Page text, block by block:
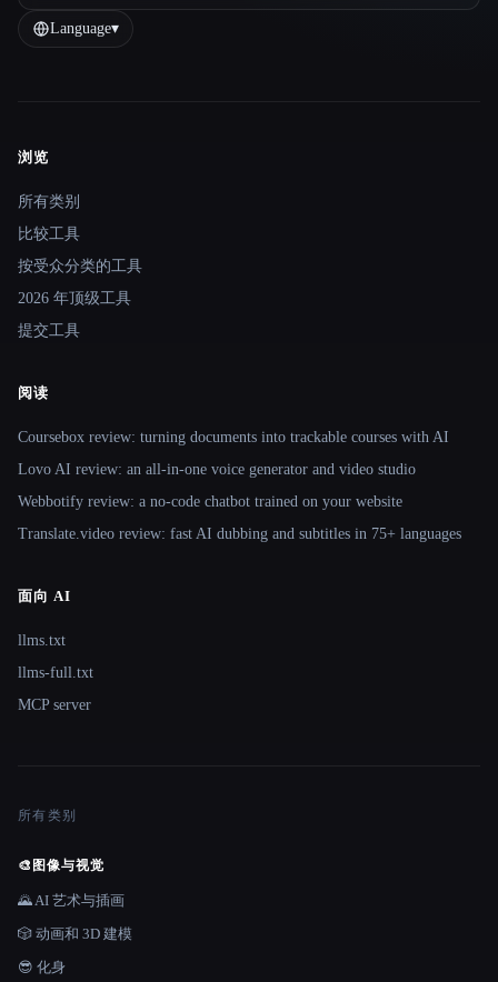
Language▾
Site navigation
浏览
所有类别
比较工具
按受众分类的工具
2026 年顶级工具
提交工具
阅读
Coursebox review: turning documents into trackable courses with AI
Lovo AI review: an all-in-one voice generator and video studio
Webbotify review: a no-code chatbot trained on your website
Translate.video review: fast AI dubbing and subtitles in 75+ languages
面向 AI
llms.txt
llms-full.txt
MCP server
所有类别
🎨 图像与视觉
🌄 AI 艺术与插画
🎲 动画和 3D 建模
😎 化身